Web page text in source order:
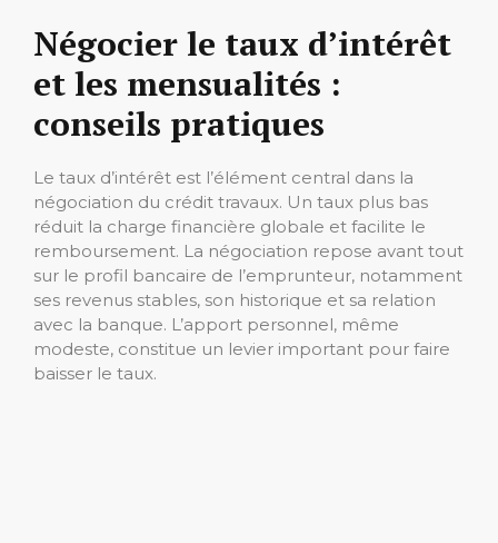
Négocier le taux d’intérêt
et les mensualités :
conseils pratiques
Le taux d’intérêt est l’élément central dans la
négociation du crédit travaux. Un taux plus bas
réduit la charge financière globale et facilite le
remboursement. La négociation repose avant tout
sur le profil bancaire de l’emprunteur, notamment
ses revenus stables, son historique et sa relation
avec la banque. L’apport personnel, même
modeste, constitue un levier important pour faire
baisser le taux.